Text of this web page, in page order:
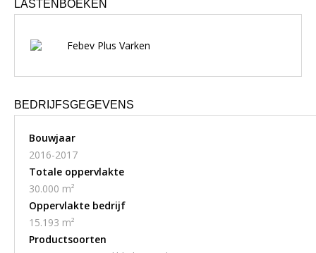
LASTENBOEKEN
Febev Plus Varken
BEDRIJFSGEGEVENS
Bouwjaar
2016-2017
Totale oppervlakte
30.000 m²
Oppervlakte bedrijf
15.193 m²
Productsoorten